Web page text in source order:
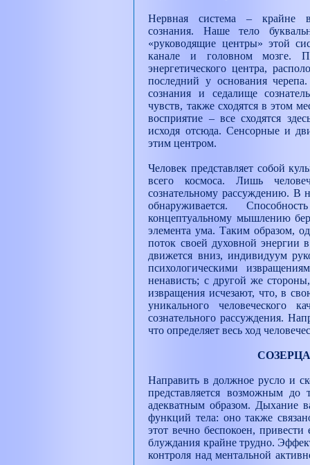
Нервная система – крайне
сознания. Наше тело
«руководящие центры» этой
канале и головном мозге.
энергетического центра,
последний у основания
сознания и седалище
чувств, также сходятся в этом
восприятие – все сходятся
исходя отсюда. Сенсорные и
этим центром.
Человек представляет собой
всего космоса. Лишь
сознательному рассуждению. В
обнаруживается.
концептуальному мышлению
элемента ума. Таким образом,
поток своей духовной энергии
движется вниз, индивидуум
психологическими
ненависть; с другой же
извращения исчезают, что, в
уникального человеческого
сознательного рассуждения.
что определяет весь ход
Направить в должное русло и
представляется возможным до
адекватным образом. Дыхание
функций тела: оно также
этот вечно беспокоен, привести
блуждания крайне трудно.
контроля над ментальной